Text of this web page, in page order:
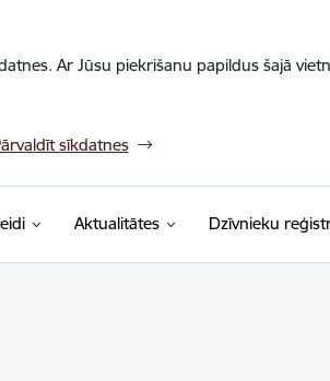
Ar Jūsu piekrišanu papildus šajā
sīkdatnes
Aktualitātes Dzīvnieku